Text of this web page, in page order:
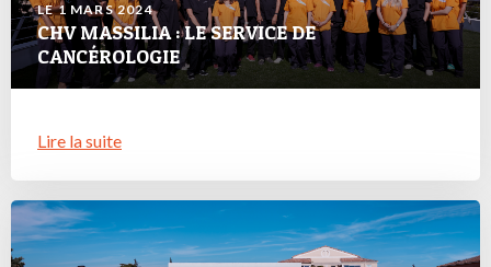
LE 1 MARS 2024
CHV MASSILIA : LE SERVICE DE
CANCÉROLOGIE
Lire la suite